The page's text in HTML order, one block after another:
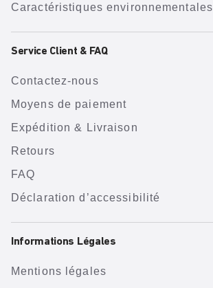
Caractéristiques environnementales
Service Client & FAQ
Contactez-nous
Moyens de paiement
Expédition & Livraison
Retours
FAQ
Déclaration d’accessibilité
Informations Légales
Mentions légales